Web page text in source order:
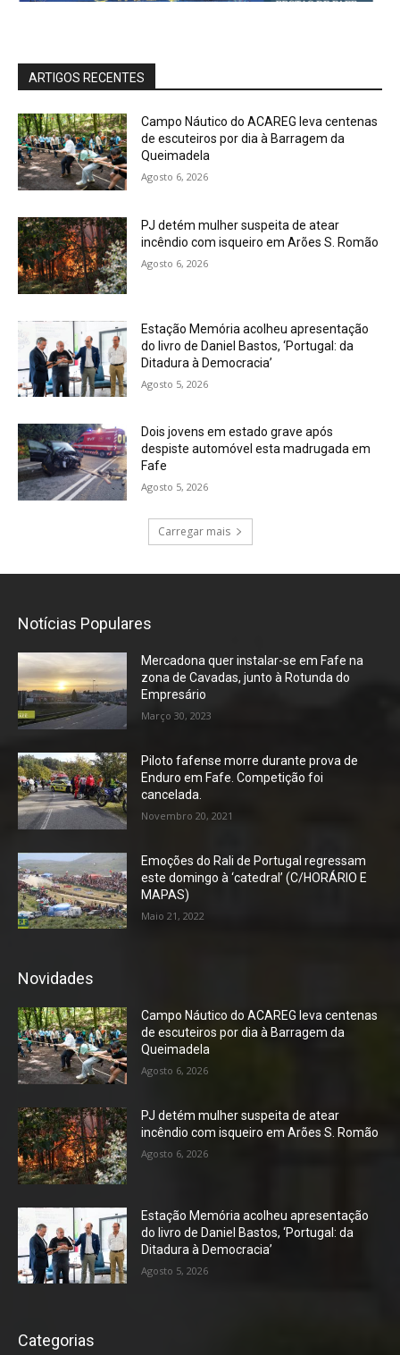
ARTIGOS RECENTES
Campo Náutico do ACAREG leva centenas
de escuteiros por dia à Barragem da
Queimadela
Agosto 6, 2026
PJ detém mulher suspeita de atear
incêndio com isqueiro em Arões S. Romão
Agosto 6, 2026
Estação Memória acolheu apresentação
do livro de Daniel Bastos, ‘Portugal: da
Ditadura à Democracia’
Agosto 5, 2026
Dois jovens em estado grave após
despiste automóvel esta madrugada em
Fafe
Agosto 5, 2026
Carregar mais
Notícias Populares
Mercadona quer instalar-se em Fafe na
zona de Cavadas, junto à Rotunda do
Empresário
Março 30, 2023
Piloto fafense morre durante prova de
Enduro em Fafe. Competição foi
cancelada.
Novembro 20, 2021
Emoções do Rali de Portugal regressam
este domingo à ‘catedral’ (C/HORÁRIO E
MAPAS)
Maio 21, 2022
Novidades
Campo Náutico do ACAREG leva centenas
de escuteiros por dia à Barragem da
Queimadela
Agosto 6, 2026
PJ detém mulher suspeita de atear
incêndio com isqueiro em Arões S. Romão
Agosto 6, 2026
Estação Memória acolheu apresentação
do livro de Daniel Bastos, ‘Portugal: da
Ditadura à Democracia’
Agosto 5, 2026
Categorias